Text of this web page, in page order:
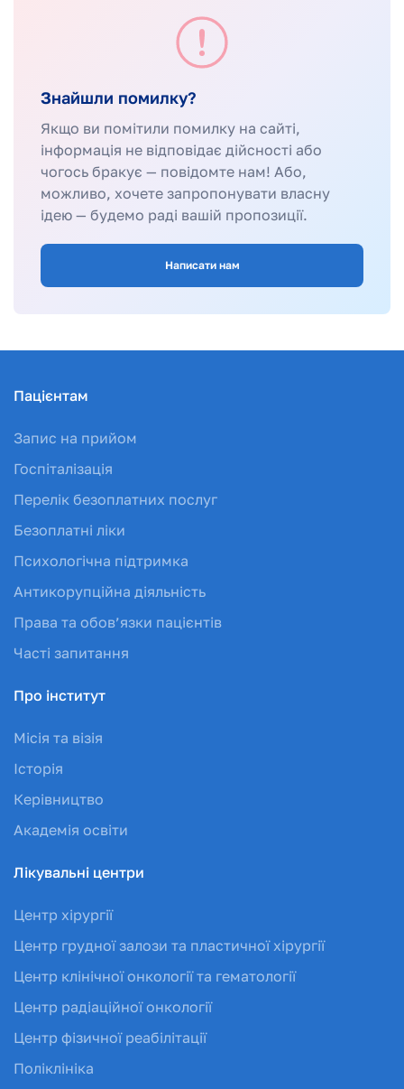
Знайшли помилку?
Якщо ви помітили помилку на сайті,
інформація не відповідає дійсності або
чогось бракує — повідомте нам! Або,
можливо, хочете запропонувати власну
ідею — будемо раді вашій пропозиції.
Написати нам
Пацієнтам
Запис на прийом
Госпіталізація
Перелік безоплатних послуг
Безоплатні ліки
Психологічна підтримка
Антикорупційна діяльність
Права та обов’язки пацієнтів
Часті запитання
Про інститут
Місія та візія
Історія
Керівництво
Академія освіти
Лікувальні центри
Центр хірургії
Центр грудної залози та пластичної хірургії
Центр клінічної онкології та гематології
Центр радіаційної онкології
Центр фізичної реабілітації
Поліклініка